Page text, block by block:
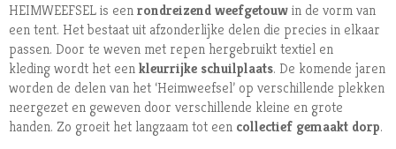
HEIMWEEFSELis eenrondreizend weefgetouwin de vorm van
een tent. Het bestaat uit afzonderlijke delen die precies in elkaar
passen. Door te weven met repen hergebruikt textiel en
kleding wordt het eenkleurrijke schuilplaats. De komende jaren
worden de delen van het ‘Heimweefsel’ op verschillende plekken
neergezet en geweven door verschillende kleine en grote
handen. Zo groeit het langzaam tot een collectief gemaakt dorp.